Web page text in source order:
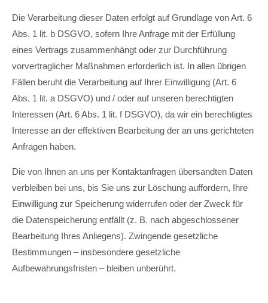
Die Verarbeitung dieser Daten erfolgt auf Grundlage von Art. 6
Abs. 1 lit. b DSGVO, sofern Ihre Anfrage mit der Erfüllung
eines Vertrags zusammenhängt oder zur Durchführung
vorvertraglicher Maßnahmen erforderlich ist. In allen übrigen
Fällen beruht die Verarbeitung auf Ihrer Einwilligung (Art. 6
Abs. 1 lit. a DSGVO) und / oder auf unseren berechtigten
Interessen (Art. 6 Abs. 1 lit. f DSGVO), da wir ein berechtigtes
Interesse an der effektiven Bearbeitung der an uns gerichteten
Anfragen haben.
Die von Ihnen an uns per Kontaktanfragen übersandten Daten
verbleiben bei uns, bis Sie uns zur Löschung auffordern, Ihre
Einwilligung zur Speicherung widerrufen oder der Zweck für
die Datenspeicherung entfällt (z. B. nach abgeschlossener
Bearbeitung Ihres Anliegens). Zwingende gesetzliche
Bestimmungen – insbesondere gesetzliche
Aufbewahrungsfristen – bleiben unberührt.